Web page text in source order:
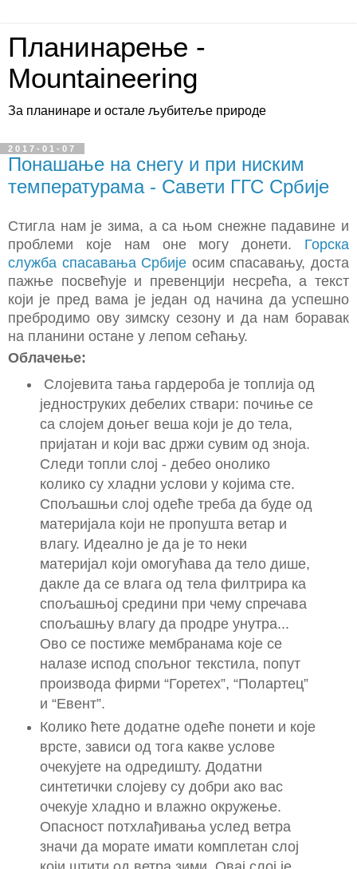
Планинарење -
Mountaineering
За планинаре и остале љубитеље природе
2017-01-07
Понашање на снегу и при ниским
температурама - Савети ГГС Србије
Стигла нам је зима, а са њом снежне падавине и
проблеми које нам оне могу донети. Горска
служба спасавања Србије осим спасавању, доста
пажње посвећује и превенцији несрећа, а текст
који је пред вама је један од начина да успешно
пребродимо ову зимску сезону и да нам боравак
на планини остане у лепом сећању.
Облачење:
Слојевита тања гардероба је топлија од
једноструких дебелих ствари: почиње се
са слојем доњег веша који је до тела,
пријатан и који вас држи сувим од зноја.
Следи топли слој - дебео онолико
колико су хладни услови у којима сте.
Спољашњи слој одеће треба да буде од
материјала који не пропушта ветар и
влагу. Идеално је да је то неки
материјал који омогућава да тело дише,
дакле да се влага од тела филтрира ка
спољашњој средини при чему спречава
спољашњу влагу да продре унутра...
Ово се постиже мембранама које се
налазе испод спољног текстила, попут
производа фирми “Горетеx”, “Полартец”
и “Евент”.
Колико ћете додатне одеће понети и које
врсте, зависи од тога какве услове
очекујете на одредишту. Додатни
синтетички слојеву су добри ако вас
очекује хладно и влажно окружење.
Опасност потхлађивања услед ветра
значи да морате имати комплетан слој